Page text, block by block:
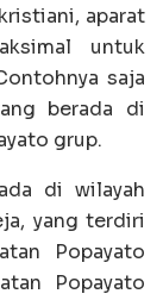
aparat
untuk
saja
berada di
grup.
di wilayah
yang terdiri
Popayato
Popayato